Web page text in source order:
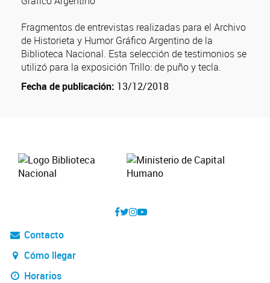
Fragmentos de entrevistas realizadas para el Archivo
de Historieta y Humor Gráfico Argentino de la
Biblioteca Nacional. Esta selección de testimonios se
utilizó para la exposición Trillo: de puño y tecla.
Fecha de publicación: 13/12/2018
Contacto
Cómo llegar
Horarios